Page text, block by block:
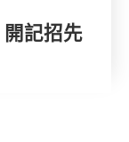
開記招先